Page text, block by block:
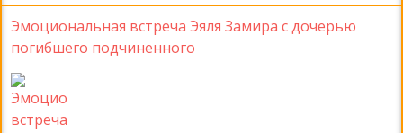
Эмоциональная встреча Эяля Замира с дочерью
погибшего подчиненного